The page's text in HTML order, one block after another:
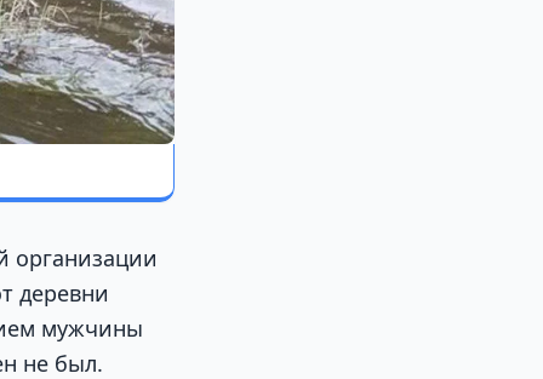
организации
деревни
мужчины
не был.